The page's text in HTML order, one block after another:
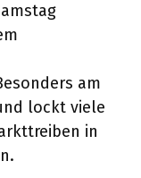
am
lockt viele
in